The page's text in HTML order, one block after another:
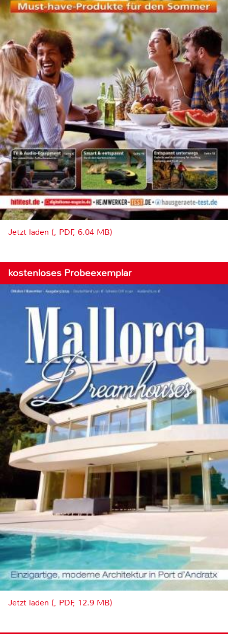
Jetzt laden (, PDF, 6.04 MB)
kostenloses Probeexemplar
Jetzt laden (, PDF, 12.9 MB)